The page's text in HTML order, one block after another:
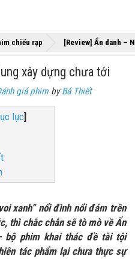
chiếu rạp [Review] Ẩn danh –
xây dựng chưa tới
giá phim byBá Thiết
lục]
xanh” nổi đình nổi đám trên
thì chắc chắn sẽ tò mò về Ẩn
bộ phim khai thác đề tài tội
tác phẩm lại chưa thực sự